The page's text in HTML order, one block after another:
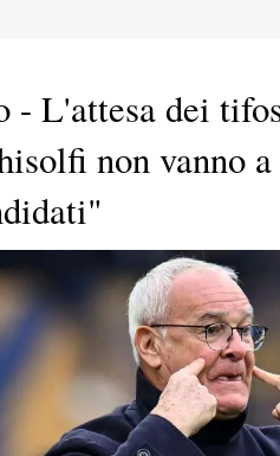
- L'attesa dei
non vanno